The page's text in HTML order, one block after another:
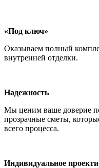
«Под ключ»
Оказываем полный
внутренней отделки.
Надежность
Мы ценим ваше доверие
прозрачные сметы,
всего процесса.
Индивидуальное